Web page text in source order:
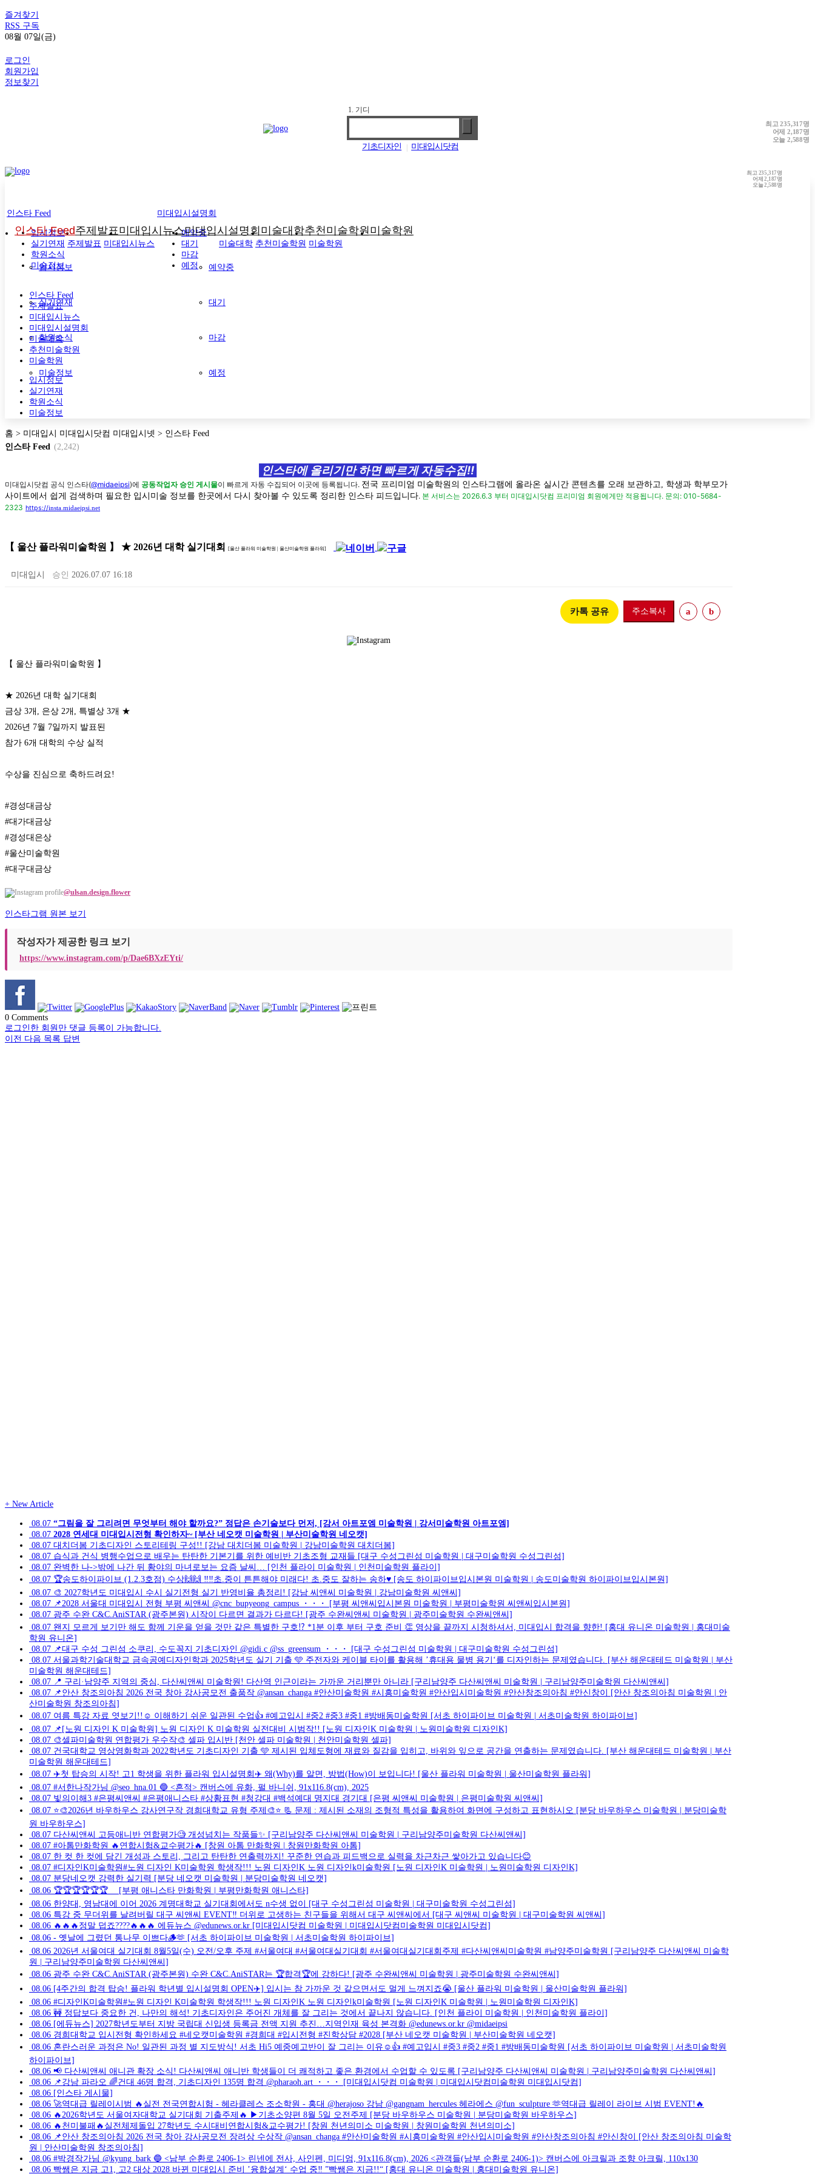
즐겨찾기
RSS 구독
08월 07일(금)
로그인
회원가입
정보찾기
최고235,317명
어제 2,187명
오늘 2,588명
2. 홍대앞
기초디자인 | 미대입시닷컴
최고 235,317명
어제2,187명
오늘2,588명
인스타 Feed
입시정보
실기연재
학원소식
미술정보
주제발표미대입시뉴스미대입시설명회
예약중
대기
마감
예정
미술대학추천미술학원 미술학원
인스타 Feed
입시정보
실기연재
학원소식
미술정보
주제발표 미대입시뉴스
미대입시설명회
예약중
대기
마감
예정
미술대학 추천미술학원 미술학원
인스타 Feed
주제발표
미대입시뉴스
미대입시설명회
미술대학
추천미술학원
미술학원
입시정보
실기연재
학원소식
미술정보
홈 > 미대입시 미대입시닷컴 미대입시넷 > 인스타 Feed
인스타 Feed (2,242)
인스타에 올리기만 하면 빠르게 자동수집!!
미대입시닷컴 공식 인스타(@midaeipsi)에 공동작업자 승인 게시물이 빠르게 자동 수집되어 이곳에 등록됩니다. 전국 프리미엄 미술학원의 인스타그램에 올라온 실시간 콘텐츠를 오래 보관하고, 학생과 학부모가
사이트에서 쉽게 검색하며 필요한 입시미술 정보를 한곳에서 다시 찾아볼 수 있도록 정리한 인스타 피드입니다. 본 서비스는 2026.6.3 부터 미대입시닷컴 프리미엄 회원에게만 적용됩니다. 문의: 010-5684-
2323 https://insta.midaeipsi.net
【 울산 플라워미술학원 】 ★ 2026년 대학 실기대회 [울산 플라워 미술학원 | 울산미술학원 플라워]
미대입시 승인 2026.07.07 16:18
카톡 공유 주소복사 a b
【 울산 플라워미술학원 】
★ 2026년 대학 실기대회
금상 3개, 은상 2개, 특별상 3개 ★
2026년 7월 7일까지 발표된
참가 6개 대학의 수상 실적
수상을 진심으로 축하드려요!
#경성대금상
#대가대금상
#경성대은상
#울산미술학원
#대구대금상
@ulsan.design.flower
인스타그램 원본 보기
작성자가 제공한 링크 보기
https://www.instagram.com/p/Dae6BXzEYti/
0 Comments
로그인한 회원만 댓글 등록이 가능합니다.
이전 다음 목록 답변
+ New Article
08.07 “그림을 잘 그리려면 무엇부터 해야 할까요?” 정답은 손기술보다 먼저, [강서 아트포엠 미술학원 | 강서미술학원 아트포엠]
08.07 2028 연세대 미대입시전형 확인하자~ [부산 네오캣 미술학원 | 부산미술학원 네오캣]
08.07 대치더봄 기초디자인 스토리테링 구성!! [강남 대치더봄 미술학원 | 강남미술학원 대치더봄]
08.07 습식과 건식 병행수업으로 배우는 탄탄한 기본기를 위한 예비반 기초조형 교재들 [대구 수성그린섬 미술학원 | 대구미술학원 수성그린섬]
08.07 완벽한 나->밖에 나간 뒤 황야의 마녀로보는 요즘 날씨… [인천 플라이 미술학원 | 인천미술학원 플라이]
08.07 🏆송도하이파이브 (1.2.3호점) 수상🙌🙌 ‼️‼️초.중이 튼튼해야 미래다! 초.중도 잘하는 송하♥️ [송도 하이파이브입시본원 미술학원 | 송도미술학원 하이파이브입시본원]
08.07 🎨 2027학년도 미대입시 수시 실기전형 실기 반영비율 총정리! [강남 씨앤씨 미술학원 | 강남미술학원 씨앤씨]
08.07 📌2028 서울대 미대입시 전형 부평 씨앤씨 @cnc_bupyeong_campus ・・・ [부평 씨앤씨입시본원 미술학원 | 부평미술학원 씨앤씨입시본원]
08.07 광주 수완 C&C.AniSTAR (광주본원) 시작이 다르면 결과가 다르다! [광주 수완씨앤씨 미술학원 | 광주미술학원 수완씨앤씨]
08.07 왠지 모르게 보기만 해도 함께 기운을 얻을 것만 같은 특별한 구호⁉️ *1분 이후 부터 구호 준비 👏 영상을 끝까지 시청하셔서, 미대입시 합격을 향한! [홍대 유니온 미술학원 | 홍대미술
학원 유니온]
08.07 📌대구 수성 그린섬 소쿠리, 수도꼭지 기초디자인 @gidi.c @ss_greensum ・・・ [대구 수성그린섬 미술학원 | 대구미술학원 수성그린섬]
08.07 서울과학기술대학교 금속공예디자인학과 2025학년도 실기 기출 🩵 주전자와 케이블 타이를 활용해 ’휴대용 물병 용기‘를 디자인하는 문제였습니다. [부산 해운대테드 미술학원 | 부산
미술학원 해운대테드]
08.07 📍 구리·남양주 지역의 중심, 다산씨앤씨 미술학원! 다산역 인근이라는 가까운 거리뿐만 아니라 [구리남양주 다산씨앤씨 미술학원 | 구리남양주미술학원 다산씨앤씨]
08.07 📌안산 창조의아침 2026 전국 창아 강사공모전 출품작 @ansan_changa #안산미술학원 #시흥미술학원 #안산입시미술학원 #안산창조의아침 #안신창이 [안산 창조의아침 미술학원 | 안
산미술학원 창조의아침]
08.07 여름 특강 자료 엿보기!!☺️ 이해하기 쉬운 일관된 수업👍 #예고입시 #중2 #중3 #중1 #방배동미술학원 [서초 하이파이브 미술학원 | 서초미술학원 하이파이브]
08.07 📌[노원 디자인 K 미술학원] 노원 디자인 K 미술학원 실전대비 시범작!! [노원 디자인K 미술학원 | 노원미술학원 디자인K]
08.07 🎨셀파미술학원 연합평가 우수작🎨 셀파 입시반 [천안 셀파 미술학원 | 천안미술학원 셀파]
08.07 건국대학교 영상영화학과 2022학년도 기초디자인 기출 🩵 제시된 입체도형에 재료와 질감을 입히고, 바위와 잎으로 공간을 연출하는 문제였습니다. [부산 해운대테드 미술학원 | 부산
미술학원 해운대테드]
08.07 ✈️첫 탑승의 시작! 고1 학생을 위한 플라워 입시설명회✈️ 왜(Why)를 알면, 방법(How)이 보입니다! [울산 플라워 미술학원 | 울산미술학원 플라워]
08.07 #서한나작가님 @seo_hna.01 🔵 <흔적> 캔버스에 유화, 펄 바니쉬, 91x116.8(cm), 2025
08.07 빛의이해3 #은평씨앤씨 #은평애니스타 #상황표현 #청강대 #백석예대 명지대 경기대 [은평 씨앤씨 미술학원 | 은평미술학원 씨앤씨]
08.07 ⭐🎨2026년 바우하우스 강사연구작 경희대학교 유형 주제🎨⭐ 📃 문제 : 제시된 소재의 조형적 특성을 활용하여 화면에 구성하고 표현하시오 [분당 바우하우스 미술학원 | 분당미술학
원 바우하우스]
08.07 다산씨앤씨 고등애니반 연합평가🧐 개성넘치는 작품들✨️ [구리남양주 다산씨앤씨 미술학원 | 구리남양주미술학원 다산씨앤씨]
08.07 #아톰만화학원 🔥연합시험&교수평가🔥 [창원 아톰 만화학원 | 창원만화학원 아톰]
08.07 한 컷 한 컷에 담긴 개성과 스토리, 그리고 탄탄한 연출력까지! 꾸준한 연습과 피드백으로 실력을 차근차근 쌓아가고 있습니다😊
08.07 #디자인K미술학원#노원 디자인 K미술학원 학생작!!! 노원 디자인K 노원 디자인k미술학원 [노원 디자인K 미술학원 | 노원미술학원 디자인K]
08.07 분당네오캣 강력한 실기력 [분당 네오캣 미술학원 | 분당미술학원 네오캣]
08.06 🏆🏆🏆🏆🏆🏆 ⠀ [부평 애니스타 만화학원 | 부평만화학원 애니스타]
08.06 한양대, 영남대에 이어 2026 계명대학교 실기대회에서도 n수생 없이 [대구 수성그린섬 미술학원 | 대구미술학원 수성그린섬]
08.06 특강 중 무더위를 날려버릴 대구 씨앤씨 EVENT‼️ 더위로 고생하는 친구들을 위해서 대구 씨앤씨에서 [대구 씨앤씨 미술학원 | 대구미술학원 씨앤씨]
08.06 🔥🔥🔥정말 덥죠????🔥🔥🔥 에듀뉴스 @edunews.or.kr [미대입시닷컴 미술학원 | 미대입시닷컴미술학원 미대입시닷컴]
08.06 - 옛날에 그렸던 통나무 이쁘다🪵🫶 [서초 하이파이브 미술학원 | 서초미술학원 하이파이브]
08.06 2026년 서울여대 실기대회 8월5일(수) 오전/오후 주제 #서울여대 #서울여대실기대회 #서울여대실기대회주제 #다산씨앤씨미술학원 #남양주미술학원 [구리남양주 다산씨앤씨 미술학
원 | 구리남양주미술학원 다산씨앤씨]
08.06 광주 수완 C&C.AniSTAR (광주본원) 수완 C&C.AniSTAR는 🏆합격🏆에 강하다! [광주 수완씨앤씨 미술학원 | 광주미술학원 수완씨앤씨]
08.06 [4주간의 합격 탑승! 플라워 학년별 입시설명회 OPEN✈️] 입시는 참 가까운 것 같으면서도 멀게 느껴지죠😭 [울산 플라워 미술학원 | 울산미술학원 플라워]
08.06 #디자인K미술학원#노원 디자인 K미술학원 학생작!!! 노원 디자인K 노원 디자인k미술학원 [노원 디자인K 미술학원 | 노원미술학원 디자인K]
08.06 🚧 정답보다 중요한 건, 나만의 해석! 기초디자인은 주어진 개체를 잘 그리는 것에서 끝나지 않습니다. [인천 플라이 미술학원 | 인천미술학원 플라이]
08.06 [에듀뉴스] 2027학년도부터 지방 국립대 신입생 등록금 전액 지원 추진…지역인재 육성 본격화 @edunews.or.kr @midaeipsi
08.06 경희대학교 입시전형 확인하세요 #네오캣미술학원 #경희대 #입시전형 #진학상담 #2028 [부산 네오캣 미술학원 | 부산미술학원 네오캣]
08.06 혼란스러운 과정은 No! 일관된 과정 별 지도방식! 서초 Hi5 예중예고반이 잘 그리는 이유☺️👍 #예고입시 #중3 #중2 #중1 #방배동미술학원 [서초 하이파이브 미술학원 | 서초미술학원
하이파이브]
08.06 📢 다산씨앤씨 애니관 확장 소식! 다산씨앤씨 애니반 학생들이 더 쾌적하고 좋은 환경에서 수업할 수 있도록 [구리남양주 다산씨앤씨 미술학원 | 구리남양주미술학원 다산씨앤씨]
08.06 📌강남 파라오 🌈건대 46명 합격, 기초디자인 135명 합격 @pharaoh.art ・・・ [미대입시닷컴 미술학원 | 미대입시닷컴미술학원 미대입시닷컴]
08.06 [인스타 게시물]
08.06 🚀역대급 릴레이시범 🔥실전 전국연합시험 - 헤라클레스 조소학원 - 홍대 @herajoso 강남 @gangnam_hercules 헤라에스 @fun_sculpture 🫶역대급 릴레이 라이브 시범 EVENT!🔥
08.06 🔥2026학년도 서울여자대학교 실기대회 기출주제🔥 ▶기초소양편 8월 5일 오전주제 [분당 바우하우스 미술학원 | 분당미술학원 바우하우스]
08.06 🔥천미불패🔥실전체제돌입 27학년도 수시대비연합시험&교수평가! [창원 천년의미소 미술학원 | 창원미술학원 천년의미소]
08.06 📌안산 창조의아침 2026 전국 창아 강사공모전 장려상 수상작 @ansan_changa #안산미술학원 #시흥미술학원 #안산입시미술학원 #안산창조의아침 #안신창이 [안산 창조의아침 미술학
원 | 안산미술학원 창조의아침]
08.06 #박경작가님 @kyung_bark 🔵 <남부 순환로 2406-1> 린넨에 전사, 사인펜, 미디엄, 91x116.8(cm), 2026 <관객들(남부 순환로 2406-1)> 캔버스에 아크릴과 조향 아크릴, 110x130
08.06 빡쌤은 지금 고1, 고2 대상 2028 바뀐 미대입시 준비 ’융합설계‘ 수업 중‼️ ”빡쌤은 지금!!“ [홍대 유니온 미술학원 | 홍대미술학원 유니온]